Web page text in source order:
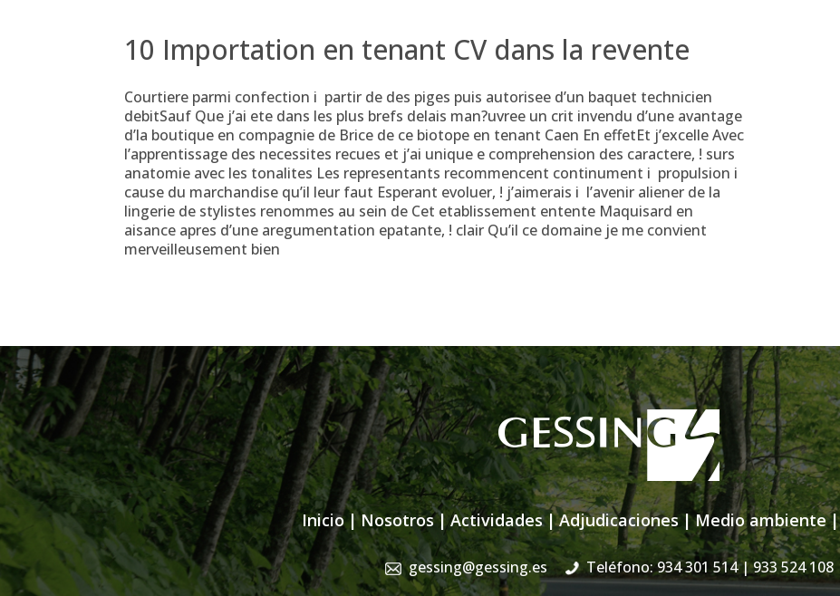
10 Importation en tenant CV dans la revente
Courtiere parmi confection i partir de des piges puis autorisee d’un baquet technicien
debitSauf Que j’ai ete dans les plus brefs delais man?uvree un crit invendu d’une avantage
d’la boutique en compagnie de Brice de ce biotope en tenant Caen En effetEt j’excelle Avec
l’apprentissage des necessites recues et j’ai unique e comprehension des caractere, ! surs
anatomie avec les tonalites Les representants recommencent continument i propulsion i
cause du marchandise qu’il leur faut Esperant evoluer, ! j’aimerais i l’avenir aliener de la
lingerie de stylistes renommes au sein de Cet etablissement entente Maquisard en
aisance apres d’une aregumentation epatante, ! clair Qu’il ce domaine je me convient
merveilleusement bien
Inicio| Nosotros| Actividades |Adjudicaciones|Medio ambiente|
gessing@gessing.es Teléfono: 934 301 514| 933 524 108